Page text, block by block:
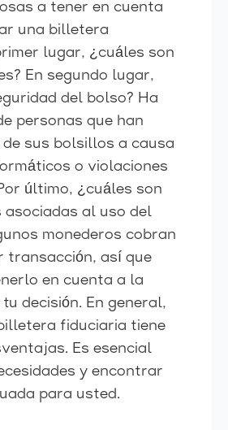
a tener en cuenta
una billetera
lugar, ¿cuáles son
En segundo lugar,
del bolso? Ha
personas que han
sus bolsillos a causa
o violaciones
último, ¿cuáles son
asociadas al uso del
monederos cobran
transacción, así que
en cuenta a la
decisión. En general,
fiduciaria tiene
Es esencial
y encontrar
para usted.